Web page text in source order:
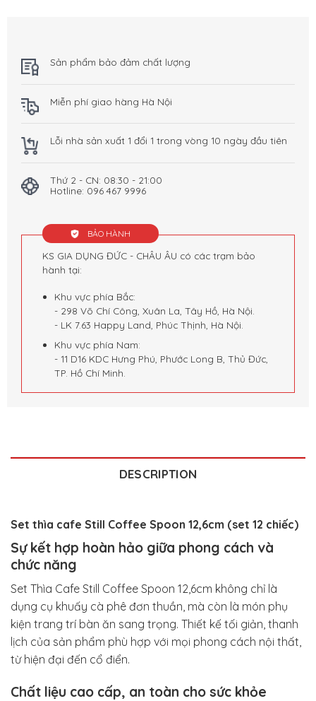
Sản phẩm bảo đảm chất lượng
Miễn phí giao hàng Hà Nội
Lỗi nhà sản xuất 1 đổi 1 trong vòng 10 ngày đầu tiên
Thứ 2 - CN: 08:30 - 21:00
Hotline: 096 467 9996
BẢO HÀNH
KS GIA DỤNG ĐỨC - CHÂU ÂU có các trạm bảo
hành tại:
Khu vực phía Bắc:
- 298 Võ Chí Công, Xuân La, Tây Hồ, Hà Nội.
- LK 7.63 Happy Land, Phúc Thịnh, Hà Nội.
Khu vực phía Nam:
- 11 D16 KDC Hưng Phú, Phước Long B, Thủ Đức,
TP. Hồ Chí Minh.
DESCRIPTION
Set thìa cafe Still Coffee Spoon 12,6cm (set 12 chiếc)
Sự kết hợp hoàn hảo giữa phong cách và
chức năng
Set Thìa Cafe Still Coffee Spoon 12,6cm không chỉ là
dụng cụ khuấy cà phê đơn thuần, mà còn là món phụ
kiện trang trí bàn ăn sang trọng. Thiết kế tối giản, thanh
lịch của sản phẩm phù hợp với mọi phong cách nội thất,
từ hiện đại đến cổ điển.
Chất liệu cao cấp, an toàn cho sức khỏe